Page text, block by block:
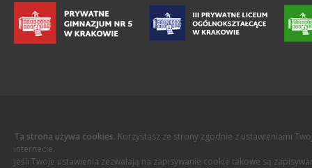
Ta strona używa cookies. Korzystasz ze strony zgodnie z ustawieniami
internecie.
Jeśli Twoje ustawienia zezwalają na zapisywanie cookie takowe są